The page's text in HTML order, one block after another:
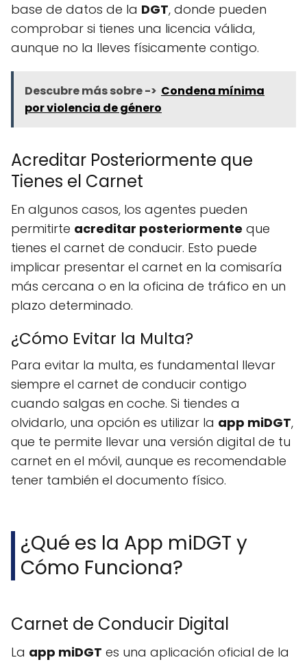
base de datos de la DGT, donde pueden
comprobar si tienes una licencia válida,
aunque no la lleves físicamente contigo.
Descubre más sobre -> Condena mínima
por violencia de género
Acreditar Posteriormente que
Tienes el Carnet
En algunos casos, los agentes pueden
permitirte acreditar posteriormente que
tienes el carnet de conducir. Esto puede
implicar presentar el carnet en la comisaría
más cercana o en la oficina de tráfico en un
plazo determinado.
¿Cómo Evitar la Multa?
Para evitar la multa, es fundamental llevar
siempre el carnet de conducir contigo
cuando salgas en coche. Si tiendes a
olvidarlo, una opción es utilizar la app miDGT,
que te permite llevar una versión digital de tu
carnet en el móvil, aunque es recomendable
tener también el documento físico.
¿Qué es la App miDGT y
Cómo Funciona?
Carnet de Conducir Digital
La app miDGT es una aplicación oficial de la